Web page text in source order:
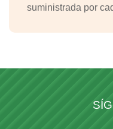
suministrada por